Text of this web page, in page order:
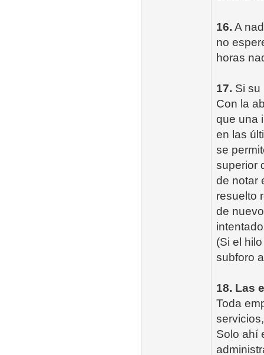
16. A
no
horas
17. Si su
Con la
que una
en las
se
superior
de notar
resuelto
de
(Si el
subforo
18. Las
Toda
Solo ahí